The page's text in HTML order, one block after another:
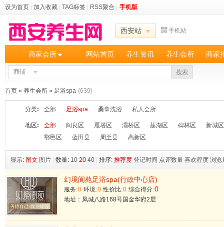
设为首页 加入收藏 TAG标签 RSS聚合 手机版
西安站 手机站
商家会所 网站首页 养生资讯 养生会所 商家
商铺 搜索
首页 » 养生会所 » 足浴spa (639)
分类: 全部 足浴spa 桑拿洗浴 私人会所
地区: 全部 阎良区 雁塔区 灞桥区 莲湖区 碑林区
新城区
鄠邑区
蓝田县 周至县 高新区
显示: 图文 图片 数量: 10 20 40 排序: 推荐度 登记时间 点评数量 喜欢程度 浏览
幻境阆苑足浴spa(行政中心店)
服务:0 环境:0 性价比:0 综合得分:0
地址：凤城八路168号国金华府2层